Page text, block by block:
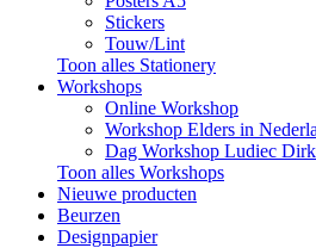
Stickers
Touw/Lint
Toon alles Stationery
Workshops
Online Workshop
Workshop Elders in
Dag Workshop Ludiec
Toon alles Workshops
Nieuwe producten
Beurzen
Designpapier